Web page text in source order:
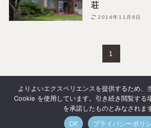
荘
2014年11月8日
1
よりよいエクスペリエンスを提供するため、
Cookie を使用しています。引き続き閲覧する
を承諾したものとみなされます
OK
プライバシーポリ